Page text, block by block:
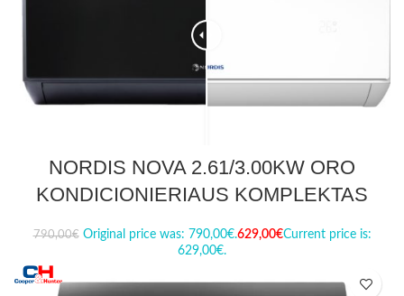
NORDIS NOVA 2.61/3.00KW ORO
KONDICIONIERIAUS KOMPLEKTAS
790,00€ Original price was: 790,00€.629,00€Current price is:
629,00€.